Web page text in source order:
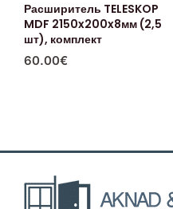
Расширитель TELESKOP
MDF 2150x200x8мм (2,5
шт), комплект
60.00€